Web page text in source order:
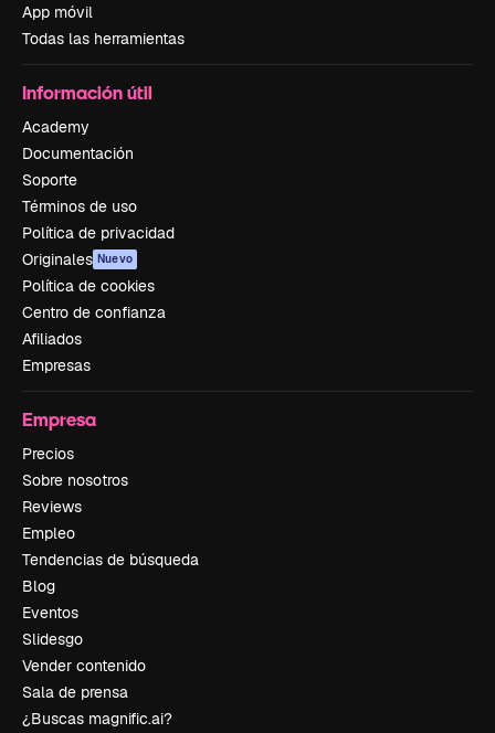
App móvil
Todas las herramientas
Información útil
Academy
Documentación
Soporte
Términos de uso
Política de privacidad
Originales Nuevo
Política de cookies
Centro de confianza
Afiliados
Empresas
Empresa
Precios
Sobre nosotros
Reviews
Empleo
Tendencias de búsqueda
Blog
Eventos
Slidesgo
Vender contenido
Sala de prensa
¿Buscas magnific.ai?